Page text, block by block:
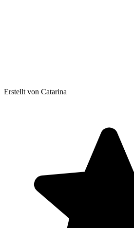
Erstellt von Catarina